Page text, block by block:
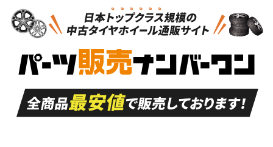
S
品）
S
新車外し品（新古
付き
A
走行距離も少なく、
目立つ傷もほとんど
ない中古品
A
走行距離も少なく、
非常に状態の良い中
古品